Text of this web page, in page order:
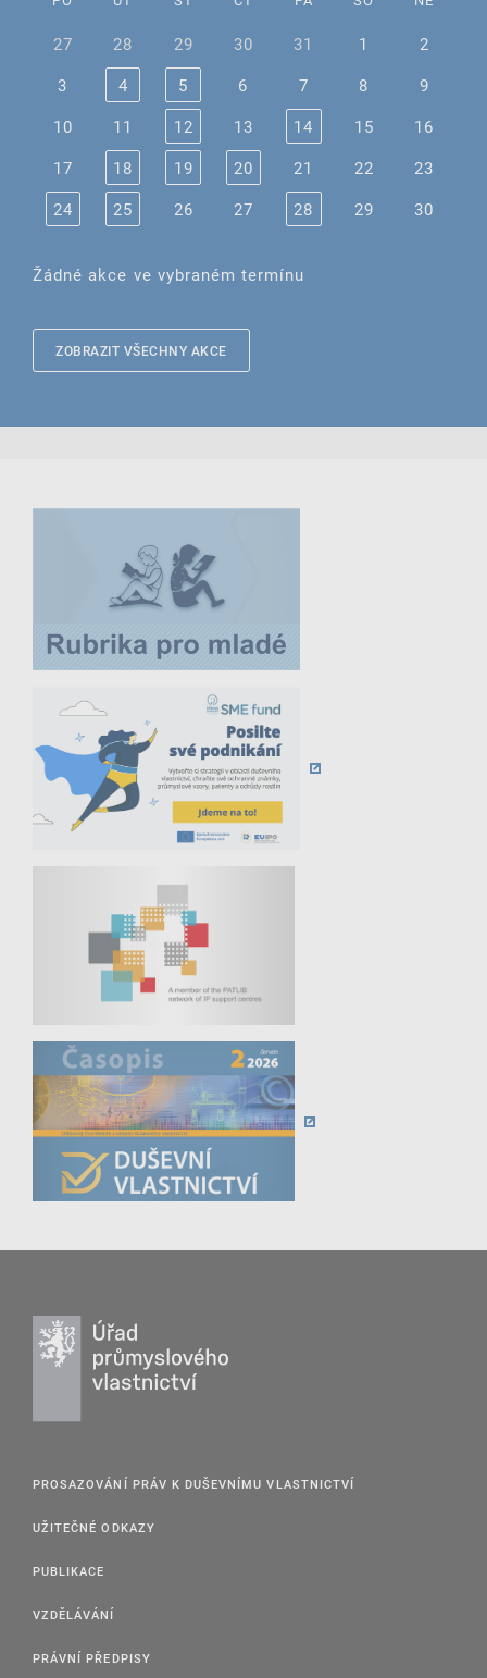
27 28 29 30 31 1
2
3
4 5 6 7 8
9
10
11 12 13 14 15
16
17
18 19 20 21 22
23
24
25 26 27 28 29 30
Žádné akce ve vybraném termínu
ZOBRAZIT VŠECHNY AKCE
PROSAZOVÁNÍ PRÁV K DUŠEVNÍMU VLASTNICTVÍ
UŽITEČNÉ ODKAZY
PUBLIKACE
VZDĚLÁVÁNÍ
PRÁVNÍ PŘEDPISY